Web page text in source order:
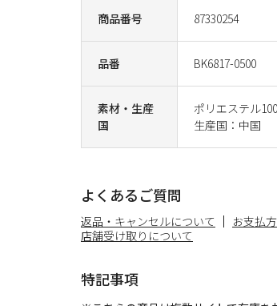
商品番号 87330254
品番 BK6817-0500
素材・生産
国
ポリエステル
生産国：中国
よくあるご質問
返品・キャンセルについて お支払
店舗受け取りについて
特記事項